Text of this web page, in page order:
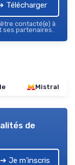
Télécharger
contacté(e) à
ses partenaires.
Mistral
de
➔ Je m'inscris